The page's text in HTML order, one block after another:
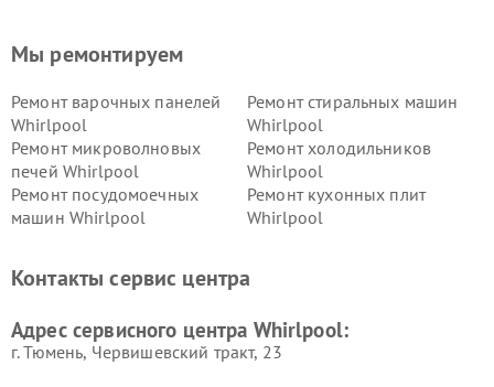
Мы ремонтируем
Ремонт варочных панелей
Whirlpool
Ремонт стиральных машин
Whirlpool
Ремонт микроволновых
печей Whirlpool
Ремонт холодильников
Whirlpool
Ремонт посудомоечных
машин Whirlpool
Ремонт кухонных плит
Whirlpool
Контакты сервис центра
Адрес сервисного центра Whirlpool:
г. Тюмень, ​Червишевский тракт, 23